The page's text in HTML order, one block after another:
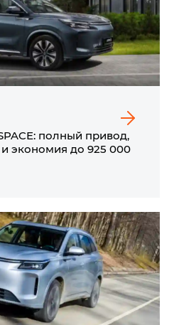
полный привод,
экономия до 925 000